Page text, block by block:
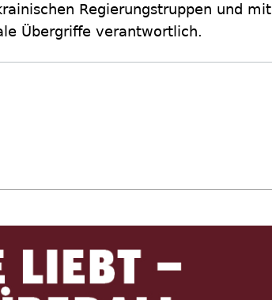
Regierungstruppen und mit
Übergriffe verantwortlich.